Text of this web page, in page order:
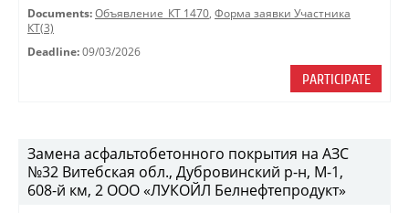
Documents: Объявление_КТ 1470, Форма заявки Участника
КТ(3)
Deadline: 09/03/2026
PARTICIPATE
Замена асфальтобетонного покрытия на АЗС
№32 Витебская обл., Дубровинский р-н, М-1,
608-й км, 2 ООО «ЛУКОЙЛ Белнефтепродукт»